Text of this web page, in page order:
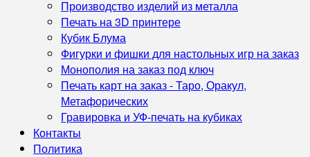
Производство изделий из металла
Печать на 3D принтере
Кубик Блума
Фигурки и фишки для настольных игр на заказ
Монополия на заказ под ключ
Печать карт на заказ - Таро, Оракул,
Метафорических
Гравировка и УФ‑печать на кубиках
Контакты
Политика